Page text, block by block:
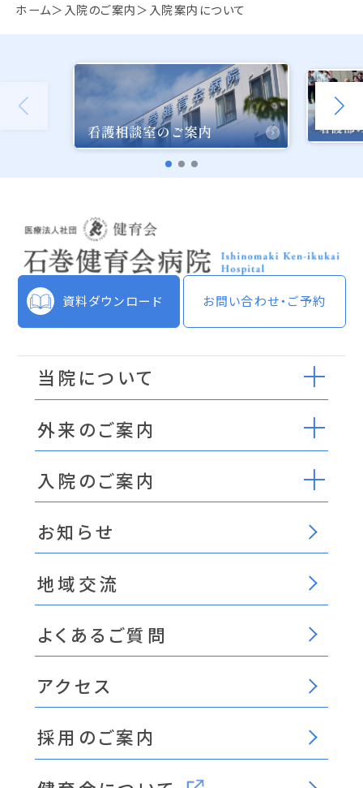
ホーム 入院のご案内 入院案内について
資料ダウンロード お問い合わせ・ご予約
当院について
外来のご案内
入院のご案内
お知らせ
地域交流
よくあるご質問
アクセス
採用のご案内